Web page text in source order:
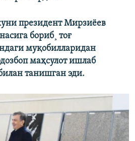
президент Мирзиëев
бориб¸ тоғ
муқобилларидан
маҳсулот ишлаб
танишган эди.